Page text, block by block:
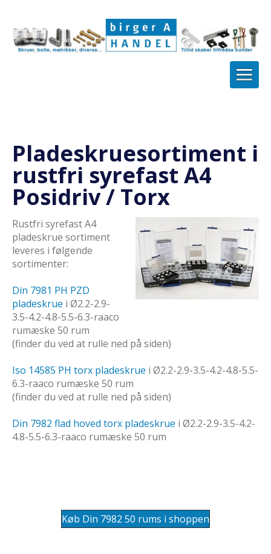
Pladeskruesortiment i
rustfri syrefast A4
Posidriv / Torx
Rustfri syrefast A4
pladeskrue sortiment
leveres i følgende
sortimenter:
Din 7981 PH PZD
pladeskrue i Ø2.2-2.9-
3.5-4.2-4.8-5.5-6.3-raaco
rumæske 50 rum
(finder du ved at rulle ned på siden)
Iso 14585 PH torx pladeskrue i Ø2.2-2.9-3.5-4.2-4.8-5.5-
6.3-raaco rumæske 50 rum
(finder du ved at rulle ned på siden)
Din 7982 flad hoved torx pladeskrue i Ø2.2-2.9-3.5-4.2-
4.8-5.5-6.3-raaco rumæske 50 rum
Køb Din 7982 50 rums i shoppen